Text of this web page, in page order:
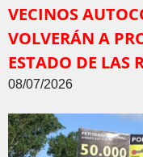
VECINOS
VOLVERÁN A
ESTADO DE LAS
08/07/2026